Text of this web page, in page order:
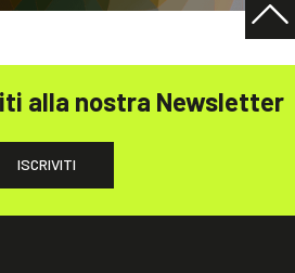
alla nostra Newsletter
ISCRIVITI